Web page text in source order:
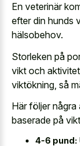
En veterinär
efter din hunds
hälsobehov.
Storleken på
vikt och
viktökning, så
Här följer
baserade på
4-6 pund: